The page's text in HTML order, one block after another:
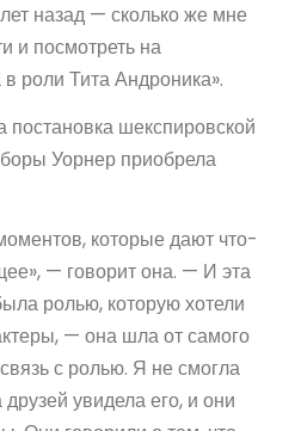
назад — сколько же мне
и посмотреть на
роли Тита Андроника».
постановка шекспировской
Уорнер приобрела
которые дают что-
— говорит она. — И эта
ролью, которую хотели
— она шла от самого
с ролью. Я не смогла
увидела его, и они